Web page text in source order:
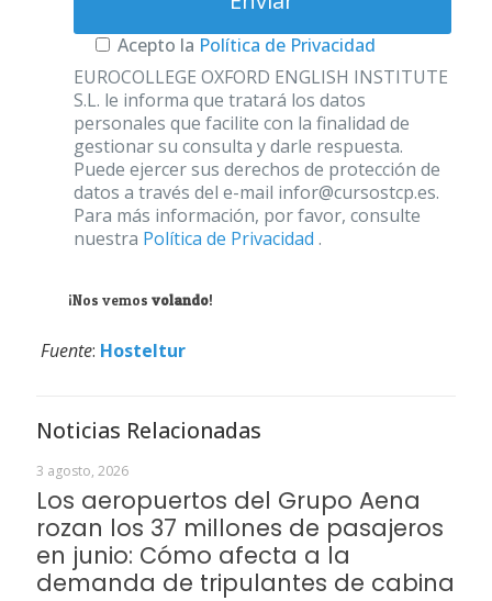
Acepto la Política de Privacidad
EUROCOLLEGE OXFORD ENGLISH INSTITUTE
S.L. le informa que tratará los datos
personales que facilite con la finalidad de
gestionar su consulta y darle respuesta.
Puede ejercer sus derechos de protección de
datos a través del e-mail infor@cursostcp.es.
Para más información, por favor, consulte
nuestra Política de Privacidad .
¡Nos vemos volando!
Fuente: Hosteltur
Noticias Relacionadas
3 agosto, 2026
Los aeropuertos del Grupo Aena
rozan los 37 millones de pasajeros
en junio: Cómo afecta a la
demanda de tripulantes de cabina